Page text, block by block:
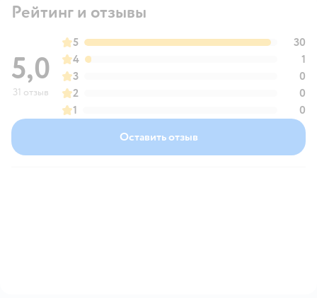
Рейтинг и отзывы
5,0
31 отзыв
5
30
4
1
3
0
2
0
1
0
Оставить отзыв